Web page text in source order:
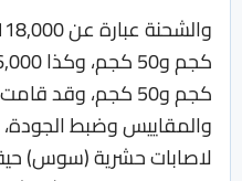
كجم و50 كجم، وقد
والمقاييس وضبط الجودة،
لاصابات حشرية (سوس)